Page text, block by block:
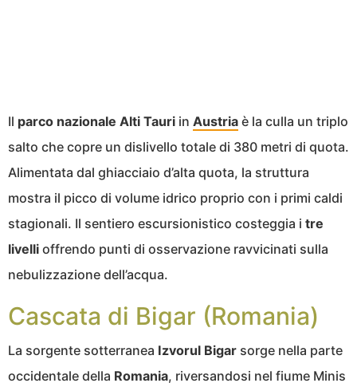
Il parco nazionale Alti Tauri in Austria è la culla un triplo
salto che copre un dislivello totale di 380 metri di quota.
Alimentata dal ghiacciaio d’alta quota, la struttura
mostra il picco di volume idrico proprio con i primi caldi
stagionali. Il sentiero escursionistico costeggia i tre
livelli offrendo punti di osservazione ravvicinati sulla
nebulizzazione dell’acqua.
Cascata di Bigar (Romania)
La sorgente sotterranea Izvorul Bigar sorge nella parte
occidentale della Romania, riversandosi nel fiume Minis